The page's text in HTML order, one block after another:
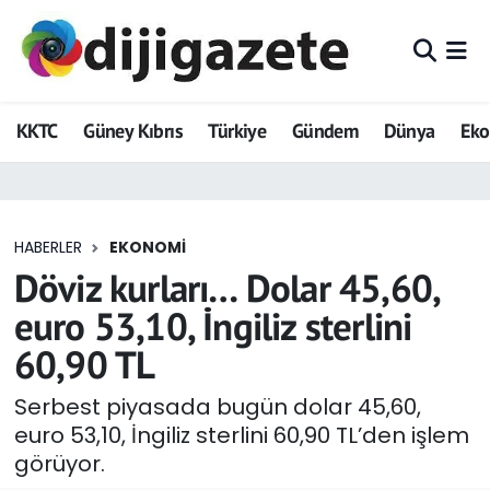
KKTC Güney Kıbrıs Türkiye Gündem Dünya
HABERLER EKONOMI
Döviz kurları… Dolar 45,60,
euro 53,10, İngiliz sterlini
60,90 TL
Serbest piyasada bugün dolar 45,60,
euro 53,10, İngiliz sterlini 60,90 TL’den işlem
görüyor.
ADVERTORIAL
Dijigazete
Eğitim
Ekonomi
Foto Galeri
GEZİ
Güncel
Hava Durumu
Trafik Durumu
Tüm Manşetler
Son Dakika Haberleri
Haber Arşivi